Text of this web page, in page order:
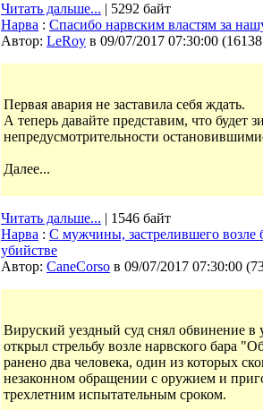
Читать дальше... | 5292 байт
Нарва : Спасибо нарвским властям за
Автор: LeRoy в 09/07/2017 07:30:00 (
Первая авария не заставила себя ждать.
А теперь давайте представим, что
непредусмотрительности
Далее...
Читать дальше... | 1546 байт
Нарва : С мужчины, застрелившего возле
убийстве
Автор: CaneCorso в 09/07/2017 07:30:00 (
Вируский уездный суд снял обвинение в
открыл стрельбу возле нарвского бара
ранено два человека, один из которых
незаконном обращении с оружием и
трехлетним испытательным сроком.